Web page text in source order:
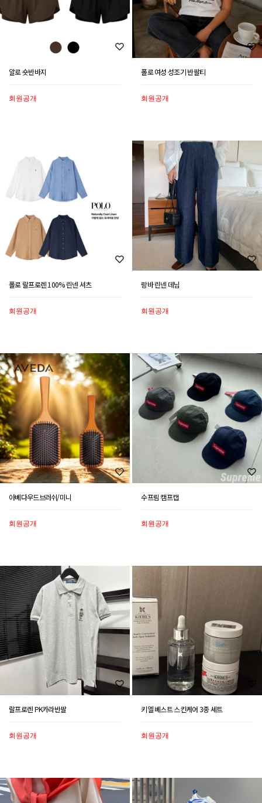
알로 숏반바지
회원공개
폴로 여성 성조기 반팔티
회원공개
폴로 랄프로렌 100% 린넨 셔츠
회원공개
랑바 린넨 데님
회원공개
아베다우드브러쉬/미니
회원공개
수프림 캠프캡
회원공개
랄프로렌 PK카라반팔
회원공개
키엘 베스트 스킨케어 3종 세트
회원공개